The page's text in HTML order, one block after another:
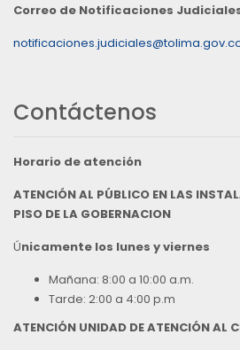
Correo de Notificaciones
Contáctenos
Horario de atención
ATENCIÓN AL PÚBLICO EN LAS
PISO DE LA GOBERNACION
Únicamente los lunes y viernes
Mañana: 8:00 a 10:00 a.m.
Tarde: 2:00 a 4:00 p.m
ATENCIÓN UNIDAD DE ATENCIÓN AL